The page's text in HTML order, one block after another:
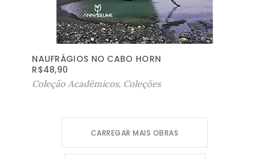
NAUFRÁGIOS NO CABO HORN
R$48,90
Coleção Acadêmicos, Coleções
CARREGAR MAIS OBRAS